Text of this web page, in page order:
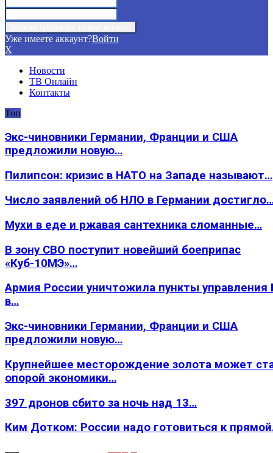
Уже имеете аккаунт?Войти
X
Новости
ТВ Онлайн
Контакты
Топ
Экс-чиновники Германии, Франции и США
предложили новую…
Пилипсон: кризис в НАТО на Западе называют…
Число заявлений об НЛО в Германии
Мухи в еде и ржавая сантехника сломанные…
В зону СВО поступит новейший боеприпас
«Куб-10МЭ»…
Армия России уничтожила пункты
в…
Экс-чиновники Германии, Франции и США
предложили новую…
Крупнейшее месторождение золота может
опорой экономики…
397 дронов сбито за ночь над 13…
Ким Дотком: России надо готовиться к